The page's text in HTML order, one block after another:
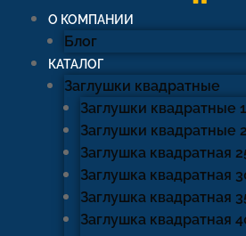
О КОМПАНИИ
Блог
КАТАЛОГ
Заглушки квадратные
Заглушки квадратные
Заглушки квадратные
Заглушка квадратная
Заглушка квадратная
Заглушка квадратная
Заглушка квадратная